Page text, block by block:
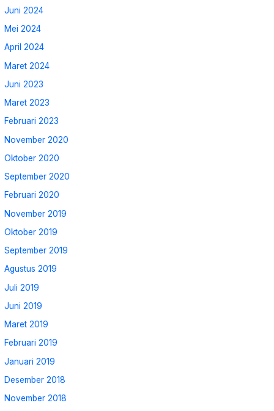
Juni 2024
Mei 2024
April 2024
Maret 2024
Juni 2023
Maret 2023
Februari 2023
November 2020
Oktober 2020
September 2020
Februari 2020
November 2019
Oktober 2019
September 2019
Agustus 2019
Juli 2019
Juni 2019
Maret 2019
Februari 2019
Januari 2019
Desember 2018
November 2018